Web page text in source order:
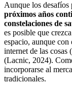
Aunque los desafíos
próximos años
constelaciones de
es posible que
espacio, aunque
internet de las cosas
(Lacnic, 2024).
incorporarse al
tradicionales.